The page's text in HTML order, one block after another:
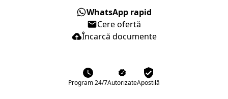
WhatsApp rapid
Cere ofertă
Încarcă documente
Program 24/7AutorizateApostilă